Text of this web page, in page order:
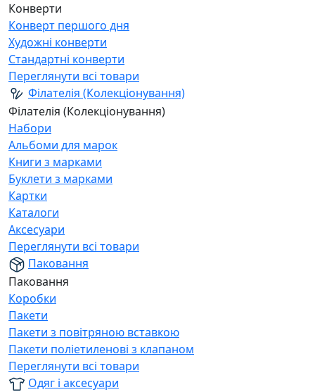
Конверти
Конверт першого дня
Художні конверти
Стандартні конверти
Переглянути всі товари
Філателія (Колекціонування)
Філателія (Колекціонування)
Набори
Альбоми для марок
Книги з марками
Буклети з марками
Картки
Каталоги
Аксесуари
Переглянути всі товари
Паковання
Паковання
Коробки
Пакети
Пакети з повітряною вставкою
Пакети поліетиленові з клапаном
Переглянути всі товари
Одяг і аксесуари